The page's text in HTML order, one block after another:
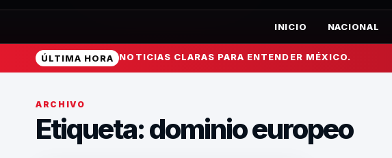
INICIO NACIONAL
ÚLTIMA HORA NOTICIAS CLARAS PARA ENTENDER MÉXICO.
ARCHIVO
Etiqueta:dominio europeo